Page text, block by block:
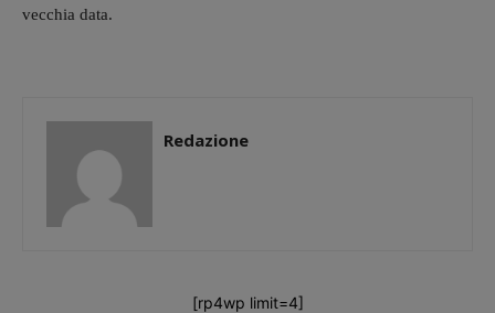
vecchia data.
Redazione
[rp4wp limit=4]